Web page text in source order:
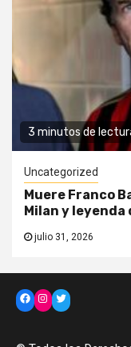
3 minutos de
Uncategorized
Muere Franco
Milan y
julio 31, 2026
Facebook
Instagram
Twitter